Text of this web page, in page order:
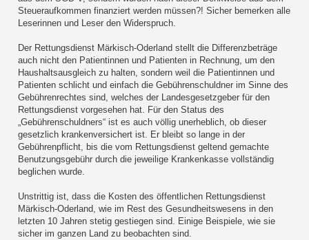
Steueraufkommen finanziert werden müssen?! Sicher bemerken alle
Leserinnen und Leser den Widerspruch.
Der Rettungsdienst Märkisch-Oderland stellt die Differenzbeträge
auch nicht den Patientinnen und Patienten in Rechnung, um den
Haushaltsausgleich zu halten, sondern weil die Patientinnen und
Patienten schlicht und einfach die Gebührenschuldner im Sinne des
Gebührenrechtes sind, welches der Landesgesetzgeber für den
Rettungsdienst vorgesehen hat. Für den Status des
„Gebührenschuldners“ ist es auch völlig unerheblich, ob dieser
gesetzlich krankenversichert ist. Er bleibt so lange in der
Gebührenpflicht, bis die vom Rettungsdienst geltend gemachte
Benutzungsgebühr durch die jeweilige Krankenkasse vollständig
beglichen wurde.
Unstrittig ist, dass die Kosten des öffentlichen Rettungsdienst
Märkisch-Oderland, wie im Rest des Gesundheitswesens in den
letzten 10 Jahren stetig gestiegen sind. Einige Beispiele, wie sie
sicher im ganzen Land zu beobachten sind.